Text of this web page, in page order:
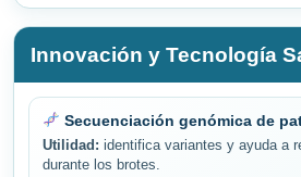
Innovación y Tecnología
Secuenciación genómica de
Utilidad: identifica variantes y ayuda a
durante los brotes.